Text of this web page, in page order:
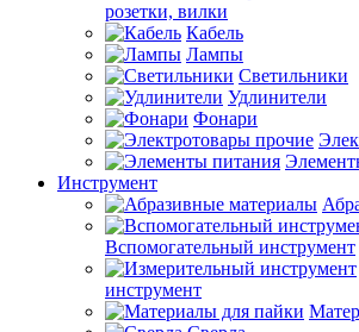
розетки, вилки
Кабель
Лампы
Светильники
Удлинители
Фонари
Инструмент
Вспомогательный инструмент
инструмент